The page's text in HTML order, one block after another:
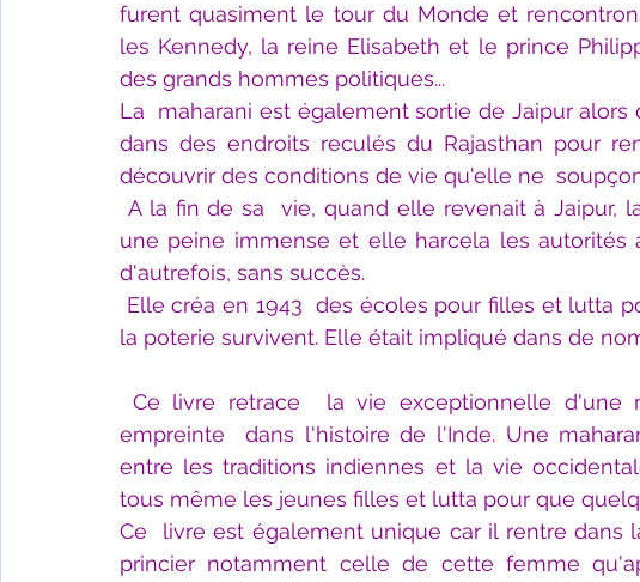
furent quasiment le tour du Monde et
les Kennedy, la reine Elisabeth et le prince
des grands hommes politiques...
La  maharani est également sortie de Jaipur
dans des endroits reculés du Rajasthan pour
découvrir des conditions de vie qu'elle ne
A la fin de sa  vie, quand elle revenait à Jaipur,
une peine immense et elle harcela les autorités
d'autrefois, sans succès.
Elle créa en 1943  des écoles pour filles et lutta
la poterie survivent. Elle était impliqué dans de
Ce livre retrace  la vie exceptionnelle d'une
empreinte  dans l'histoire de l'Inde. Une
entre les traditions indiennes et la vie
tous même les jeunes filles et lutta pour que
Ce  livre est également unique car il rentre
princier notamment celle de cette femme